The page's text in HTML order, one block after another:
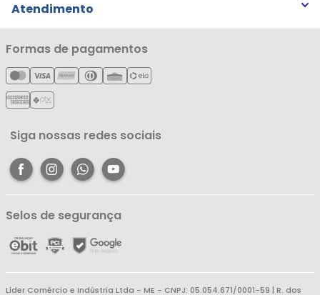
Notícias
Cartão Líderzan
Trocas e Devoluções
Política de Privacidade
Política de Entrega
Política de Reembolso
Atendimento
Minha Conta
Meus Pedidos
Meus Favoritos
Central de Atendimento
Formas de pagamentos
Siga nossas redes sociais
Selos de segurança
Líder Comércio e Indústria Ltda - ME - CNPJ: 05.054.671/0001-59 | R. dos